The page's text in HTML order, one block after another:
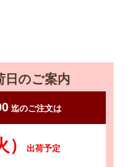
日のご案内